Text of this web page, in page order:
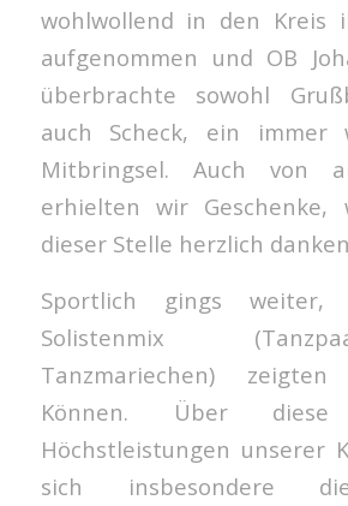
wohlwollend in den Kreis
aufgenommen und OB
überbrachte sowohl
auch Scheck, ein immer
Mitbringsel. Auch von
erhielten wir
dieser Stelle herzlich
Sportlich gings weiter,
Solistenmix
Tanzmariechen)
Können. Über diese
Höchstleistungen unserer
sich insbesondere